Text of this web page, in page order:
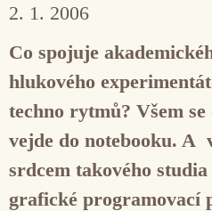
2. 1. 2006
Co spojuje
hlukového
techno rytmů? Všem
vejde do notebooku. A
srdcem takového
grafické programovací